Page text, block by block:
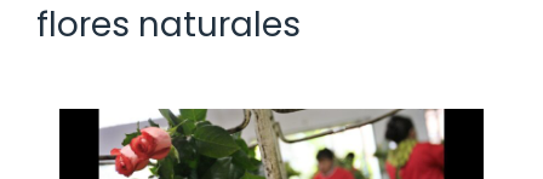
flores naturales